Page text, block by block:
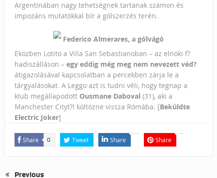
Argentínában nagy tehetségnek tartanak számon és
impozáns mutatókkal bír a gólszerzés terén.
Federico Almerares, a gólvágó
Eközben Lotito a Villa San Sebastianoban – az elnöki f?
hadiszálláson – egy eddig még meg nem nevezett véd?
átigazolásával kapcsolatban a percekben zárja le a
tárgyalásokat. A Leggo azt is tudni véli, hogy tegnap a
klub megállapodott Ousmane Daboval (31), aki a
Manchester Cityt?l költözne vissza Rómába. [Beküldte
Electric Joker]
Share 0 Tweet Share Share
Previous